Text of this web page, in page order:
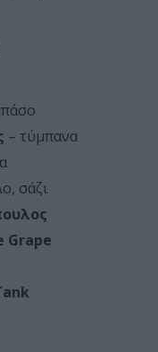
– τύμπανα
σάζι
Grape